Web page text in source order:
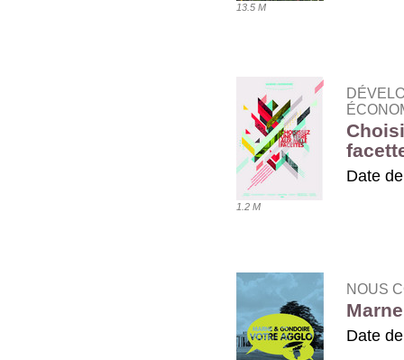
13.5 M
1.2 M
Date
NOUS
Date